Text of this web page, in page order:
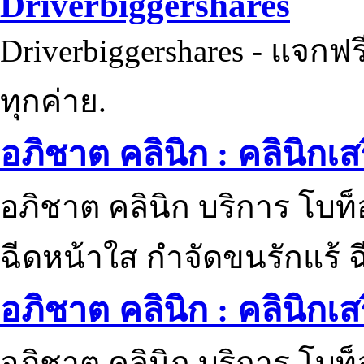
Driverbiggershares - แจก
ทุกค่าย.
อภิชาต คลินิก : คลินิกเ
อภิชาต คลินิก บริการ โบ
ฉีดหน้าใส กำจัดขนรักแร้
อภิชาต คลินิก : คลินิกเ